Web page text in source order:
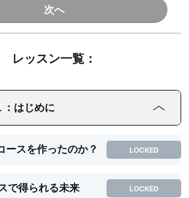
次へ
レッスン一覧：
：はじめに
スを作ったのか？ LOCKED
得られる未来 LOCKED